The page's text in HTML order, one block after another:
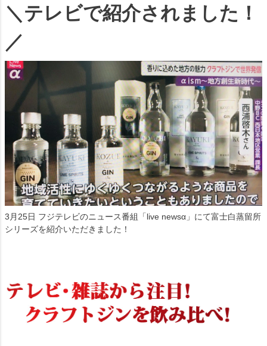
＼テレビで紹介されました！
／
3月25日 フジテレビのニュース番組「live newsα」にて富士白蒸留所
シリーズを紹介いただきました！